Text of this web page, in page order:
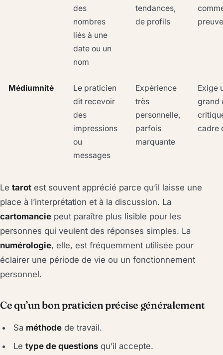
des
nombres
liés à une
date ou un
nom
tendances,
de profils
preuve
Médiumnité
Le praticien
dit recevoir
des
impressions
ou
messages
Expérience
très
personnelle,
parfois
marquante
Exige
grand
cadre
Le tarot est souvent apprécié parce qu’il laisse une
place à l’interprétation et à la discussion. La
cartomancie peut paraître plus lisible pour les
personnes qui veulent des réponses simples. La
numérologie, elle, est fréquemment utilisée pour
éclairer une période de vie ou un fonctionnement
personnel.
Ce qu’un bon praticien précise généralement
Sa méthode de travail.
Letype de questions qu’il accepte.